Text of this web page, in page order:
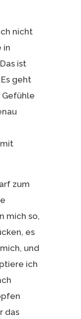
nicht
in
ist
geht
Gefühle
zum
mich so,
es
und
ich
das